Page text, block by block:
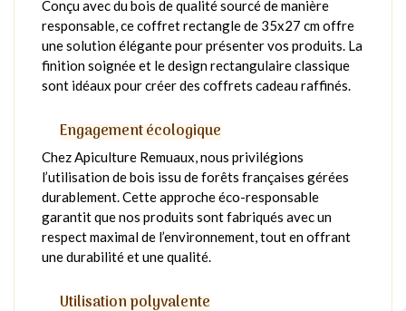
Conçu avec du bois de qualité sourcé de manière
responsable, ce coffret rectangle de 35x27 cm offre
une solution élégante pour présenter vos produits. La
finition soignée et le design rectangulaire classique
sont idéaux pour créer des coffrets cadeau raffinés.
Engagement écologique
Chez Apiculture Remuaux, nous privilégions
l’utilisation de bois issu de forêts françaises gérées
durablement. Cette approche éco-responsable
garantit que nos produits sont fabriqués avec un
respect maximal de l’environnement, tout en offrant
une durabilité et une qualité.
Utilisation polyvalente